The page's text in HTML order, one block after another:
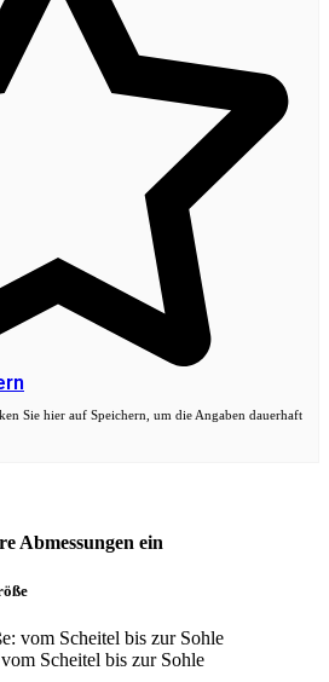
Sie hier auf Speichern, um die Angaben dauerhaft
Abmessungen ein
Scheitel bis zur Sohle